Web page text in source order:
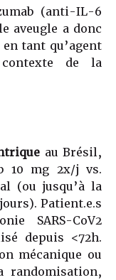
(anti-IL-6
aveugle a donc
tant qu’agent
de la
au Brésil,
10 mg 2x/j vs.
(ou jusqu’à la
Patient.e.s
SARS-CoV2
depuis <72h.
mécanique ou
randomisation,